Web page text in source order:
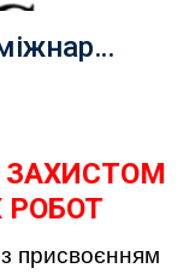
Кафедра КНІ на XV міжнародній конференції «ITSEC»
ЗАХИСТОМ
РОБОТ
з присвоєнням